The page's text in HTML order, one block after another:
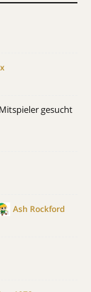
gesucht
Ash Rockford